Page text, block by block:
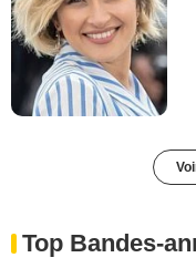
Top Bandes-